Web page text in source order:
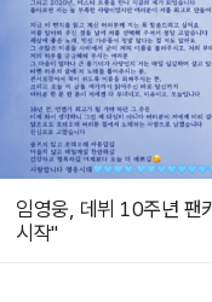
임영웅, 데뷔 10주년 팬
시작"